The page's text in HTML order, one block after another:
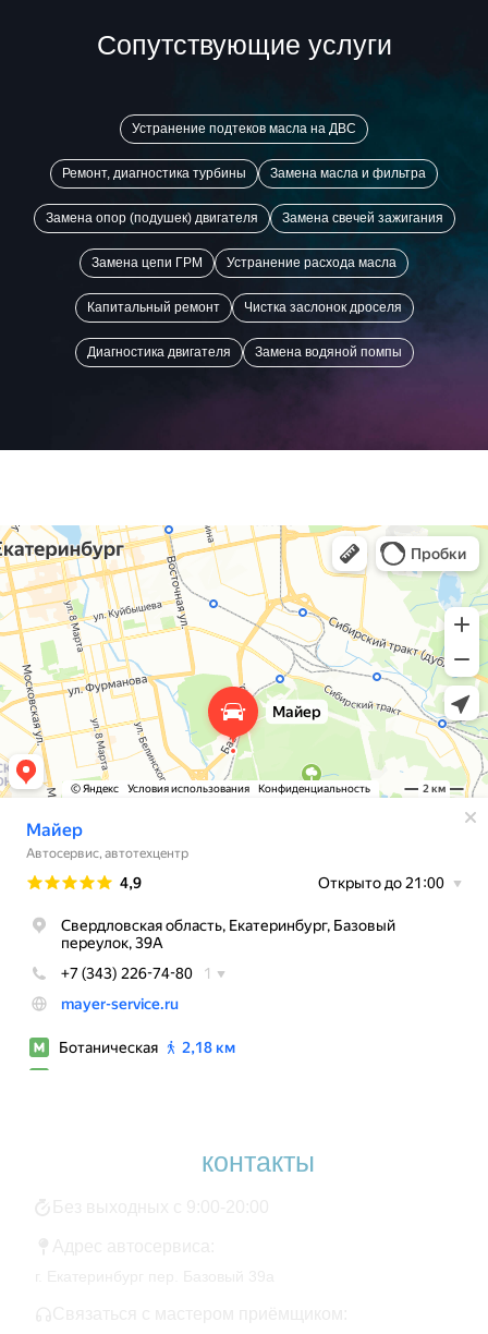
Сопутствующие услуги
Устранение подтеков масла на ДВС
Ремонт, диагностика турбины Замена масла и фильтра
Замена опор (подушек) двигателя Замена свечей зажигания
Замена цепи ГРМ Устранение расхода масла
Капитальный ремонт Чистка заслонок дроселя
Диагностика двигателя Замена водяной помпы
контакты